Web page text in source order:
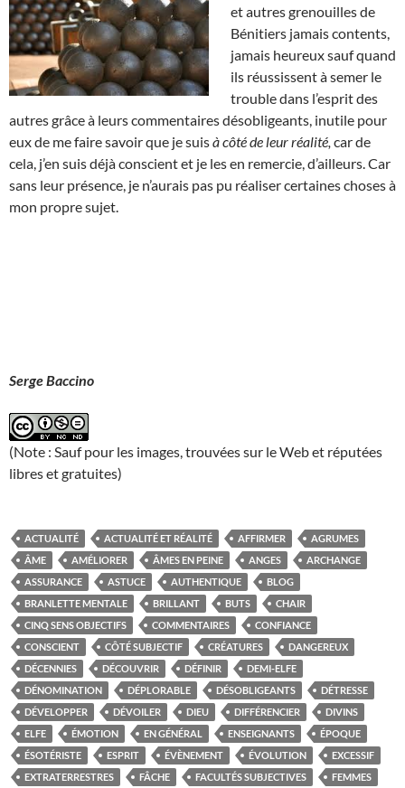
et autres grenouilles de
Bénitiers jamais contents,
jamais heureux sauf quand
ils réussissent à semer le
trouble dans l’esprit des
autres grâce à leurs commentaires désobligeants, inutile pour
eux de me faire savoir que je suisà côté de leur réalité, car de
cela, j’en suis déjà conscient et je les en remercie, d’ailleurs. Car
sans leur présence, je n’aurais pas pu réaliser certaines choses à
mon propre sujet.
Serge Baccino
(Note : Sauf pour les images, trouvées sur le Web et réputées
libres et gratuites)
ACTUALITÉ ACTUALITÉ ET RÉALITÉ AFFIRMER
AGRUMES
ÂME
AMÉLIORER ÂMES EN PEINE ANGES
ARCHANGE
ASSURANCE
ASTUCE AUTHENTIQUE
BLOG
BRANLETTE MENTALE
BRILLANT BUTS
CHAIR
CINQ SENS OBJECTIFS
COMMENTAIRES
CONFIANCE
CONSCIENT
CÔTÉ SUBJECTIF CRÉATURES
DANGEREUX
DÉCENNIES
DÉCOUVRIR DÉFINIR
DEMI-ELFE
DÉNOMINATION
DÉPLORABLE DÉSOBLIGEANTS
DÉTRESSE
DÉVELOPPER
DÉVOILER DIEU DIFFÉRENCIER
DIVINS
ELFE
ÉMOTION EN GÉNÉRAL ENSEIGNANTS
ÉPOQUE
ÉSOTÉRISTE
ESPRIT ÉVÈNEMENT ÉVOLUTION
EXCESSIF
EXTRATERRESTRES
FÂCHE FACULTÉS SUBJECTIVES FEMMES